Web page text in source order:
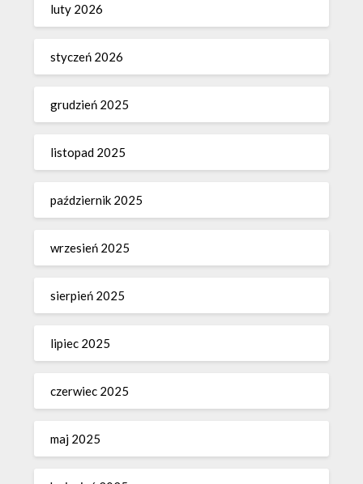
luty 2026
styczeń 2026
grudzień 2025
listopad 2025
październik 2025
wrzesień 2025
sierpień 2025
lipiec 2025
czerwiec 2025
maj 2025